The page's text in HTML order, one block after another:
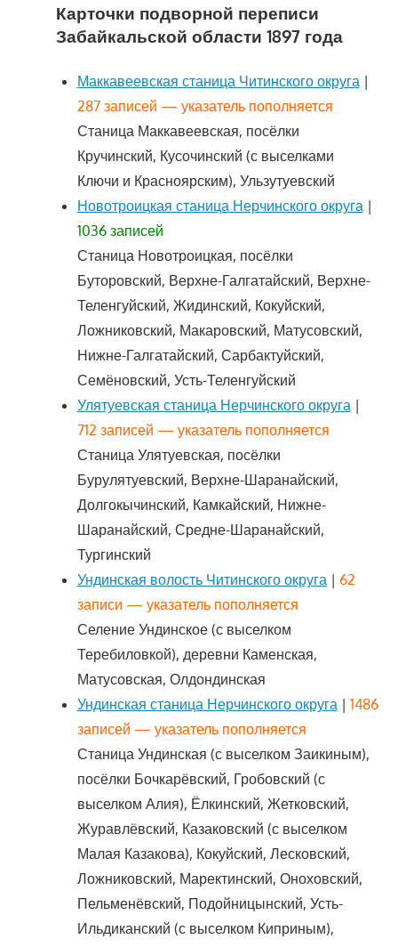
Карточки подворной переписи
Забайкальской области 1897 года
Маккавеевская станица Читинского округа |
287 записей — указатель пополняется
Станица Маккавеевская, посёлки
Кручинский, Кусочинский (с выселками
Ключи и Красноярским), Ульзутуевский
Новотроицкая станица Нерчинского округа |
1036 записей
Станица Новотроицкая, посёлки
Буторовский, Верхне-Галгатайский, Верхне-
Теленгуйский, Жидинский, Кокуйский,
Ложниковский, Макаровский, Матусовский,
Нижне-Галгатайский, Сарбактуйский,
Семёновский, Усть-Теленгуйский
Улятуевская станица Нерчинского округа |
712 записей — указатель пополняется
Станица Улятуевская, посёлки
Бурулятуевский, Верхне-Шаранайский,
Долгокычинский, Камкайский, Нижне-
Шаранайский, Средне-Шаранайский,
Тургинский
Ундинская волость Читинского округа | 62
записи — указатель пополняется
Селение Ундинское (с выселком
Теребиловкой), деревни Каменская,
Матусовская, Олдондинская
Ундинская станица Нерчинского округа | 1486
записей — указатель пополняется
Станица Ундинская (с выселком Заикиным),
посёлки Бочкарёвский, Гробовский (с
выселком Алия), Ёлкинский, Жетковский,
Журавлёвский, Казаковский (с выселком
Малая Казакова), Кокуйский, Лесковский,
Ложниковский, Маректинский, Оноховский,
Пельменёвский, Подойницынский, Усть-
Ильдиканский (с выселком Киприным),